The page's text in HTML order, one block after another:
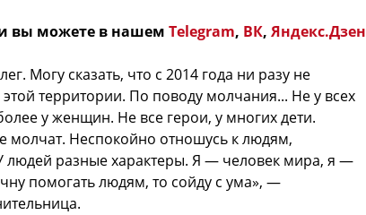
вы можете в нашем Telegram, ВК, Яндекс.Дзен
Могу сказать, что с 2014 года ни разу не
территории. По поводу молчания... Не у всех
у женщин. Не все герои, у многих дети.
молчат. Неспокойно отношусь к людям,
разные характеры. Я — человек мира, я —
помогать людям, то сойду с ума», —